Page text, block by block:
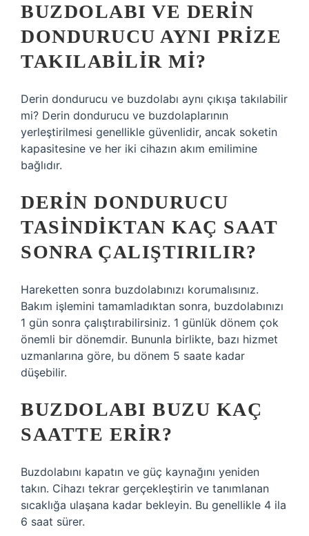
BUZDOLABI VE DERIN
DONDURUCU AYNI PRIZE
TAKILABILIR MI?
Derin dondurucu ve buzdolabı aynı çıkışa takılabilir
mi? Derin dondurucu ve buzdolaplarının
yerleştirilmesi genellikle güvenlidir, ancak soketin
kapasitesine ve her iki cihazın akım emilimine
bağlıdır.
DERIN DONDURUCU
TASINDIKTAN KAÇ SAAT
SONRA ÇALIŞTIRILIR?
Hareketten sonra buzdolabınızı korumalısınız.
Bakım işlemini tamamladıktan sonra, buzdolabınızı
1 gün sonra çalıştırabilirsiniz. 1 günlük dönem çok
önemli bir dönemdir. Bununla birlikte, bazı hizmet
uzmanlarına göre, bu dönem 5 saate kadar
düşebilir.
BUZDOLABI BUZU KAÇ
SAATTE ERIR?
Buzdolabını kapatın ve güç kaynağını yeniden
takın. Cihazı tekrar gerçekleştirin ve tanımlanan
sıcaklığa ulaşana kadar bekleyin. Bu genellikle 4 ila
6 saat sürer.